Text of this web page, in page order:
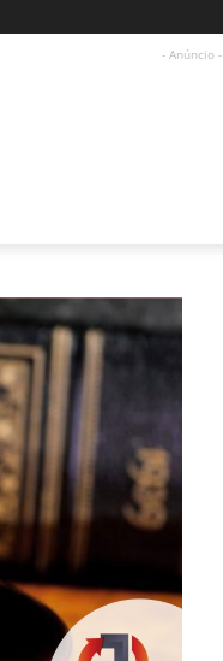
- Anúncio -